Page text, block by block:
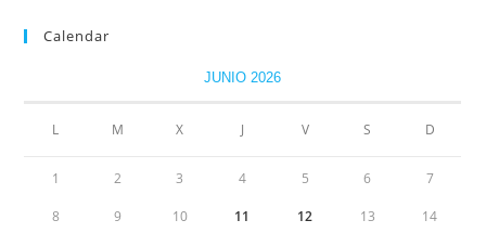
Calendar
JUNIO 2026
L M X J V S D
1 2 3 4 5 6 7
8 9 10 11 12 13 14